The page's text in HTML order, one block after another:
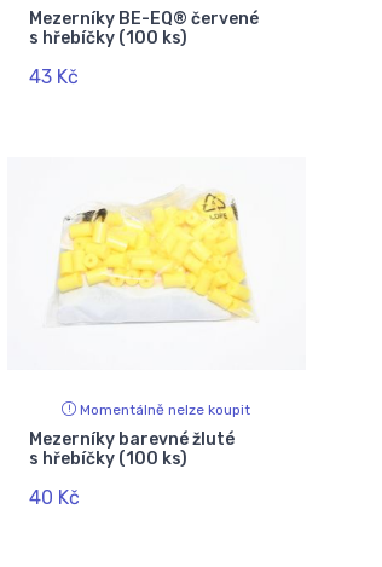
Mezerníky BE-EQ® červené
s hřebíčky (100 ks)
43 Kč
Momentálně nelze koupit
Mezerníky barevné žluté
s hřebíčky (100 ks)
40 Kč